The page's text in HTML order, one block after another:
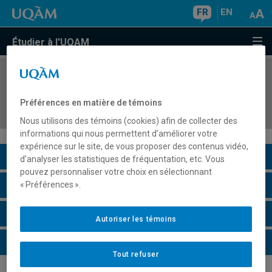
FR EN
Étudier à l'UQAM
COURS//
et contextes
Description du cours
Horaire - Été 2026
Horaire - Automne 2026
Horaire - Hiver 2027
Préférences en matière de témoins
Nous utilisons des témoins (cookies) afin de collecter des
informations qui nous permettent d’améliorer votre
expérience sur le site, de vous proposer des contenus vidéo,
d’analyser les statistiques de fréquentation, etc. Vous
pouvez personnaliser votre choix en sélectionnant
« Préférences ».
Tout refuser
Autoriser les témoins